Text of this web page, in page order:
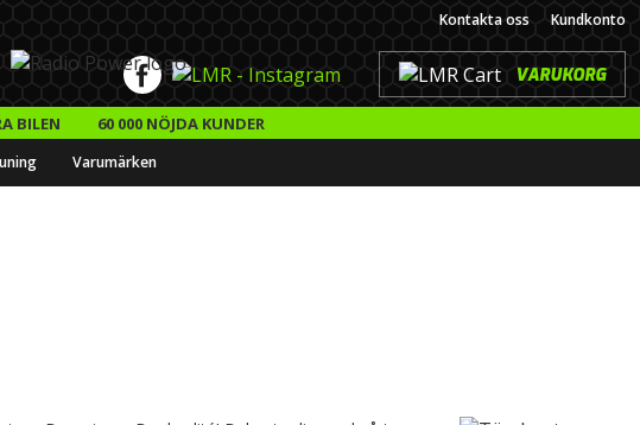
Kontakta oss Kundkonto
VARUKORG
BILEN 60 000 NÖJDA KUNDER
Varumärken